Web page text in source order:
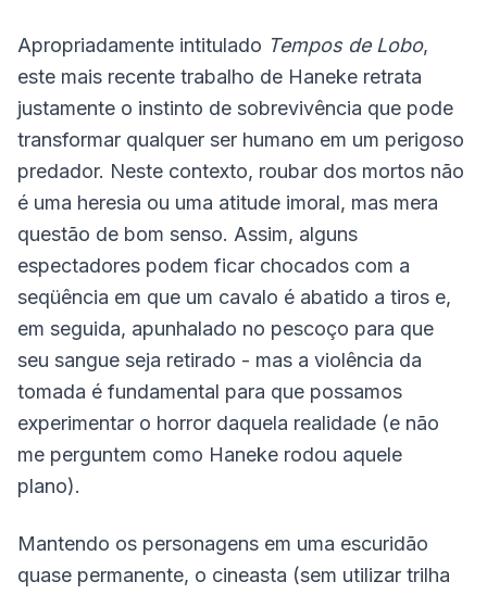
Apropriadamente intitulado Tempos de Lobo,
este mais recente trabalho de Haneke retrata
justamente o instinto de sobrevivência que pode
transformar qualquer ser humano em um perigoso
predador. Neste contexto, roubar dos mortos não
é uma heresia ou uma atitude imoral, mas mera
questão de bom senso. Assim, alguns
espectadores podem ficar chocados com a
seqüência em que um cavalo é abatido a tiros e,
em seguida, apunhalado no pescoço para que
seu sangue seja retirado - mas a violência da
tomada é fundamental para que possamos
experimentar o horror daquela realidade (e não
me perguntem como Haneke rodou aquele
plano).
Mantendo os personagens em uma escuridão
quase permanente, o cineasta (sem utilizar trilha